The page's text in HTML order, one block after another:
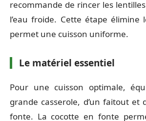
recommande de rincer les
l’eau froide. Cette étape élimine
permet une cuisson uniforme.
Le matériel essentiel
Pour une cuisson optimale,
grande casserole, d’un faitout et
fonte. La cocotte en fonte